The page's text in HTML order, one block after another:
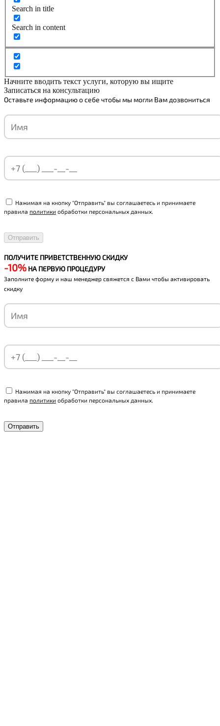
Search in title
Search in content
Начните вводить текст услуги, которую вы ищите
Записаться на консультацию
Оставьте информацию о себе чтобы мы могли Вам дозвониться
Нажимая на кнопку "Отправить" вы соглашаетесь и принимаете
правила политики обработки персональных данных.
ПОЛУЧИТЕ ПРИВЕТСТВЕННУЮ СКИДКУ
-10% НА ПЕРВУЮ ПРОЦЕДУРУ
Заполните форму и наш менеджер свяжется с Вами чтобы активировать
скидку
Нажимая на кнопку "Отправить" вы соглашаетесь и принимаете
правила политики обработки персональных данных.